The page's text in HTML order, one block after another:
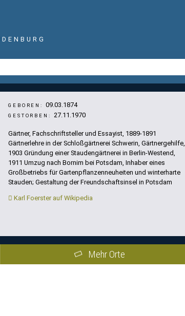
GEBOREN: 09.03.1874
GESTORBEN: 27.11.1970
Gärtner, Fachschriftsteller und Essayist, 1889-1891
Gärtnerlehre in der Schloßgärtnerei Schwerin, Gärtnergehilfe,
1903 Gründung einer Staudengärtnerei in Berlin-Westend,
1911 Umzug nach Bornim bei Potsdam, Inhaber eines
Großbetriebs für Gartenpflanzenneuheiten und winterharte
Stauden; Gestaltung der Freundschaftsinsel in Potsdam
Karl Foerster auf Wikipedia
Mehr Orte